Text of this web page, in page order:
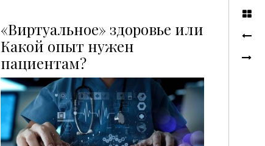
«Виртуальное» здоровье или
Какой опыт нужен
пациентам?